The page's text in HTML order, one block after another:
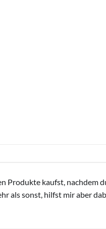
Produkte kaufst, nachdem
als sonst, hilfst mir aber